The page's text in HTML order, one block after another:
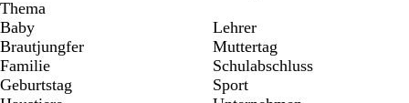
Thema
Baby
Brautjungfer
Familie
Geburtstag
Lehrer
Muttertag
Schulabschluss
Sport